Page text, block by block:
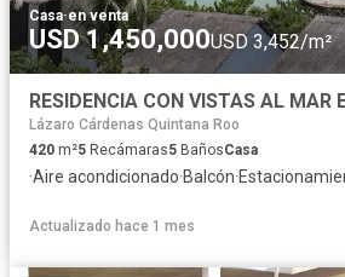
Casa·en venta
USD 1,450,000USD 3,452/m²
RESIDENCIA CON VISTAS AL MAR
Lázaro Cárdenas Quintana Roo
420 m²5 Recámaras5 BañosCasa
·Aire acondicionado·Balcón·
Actualizado hace 1 mes